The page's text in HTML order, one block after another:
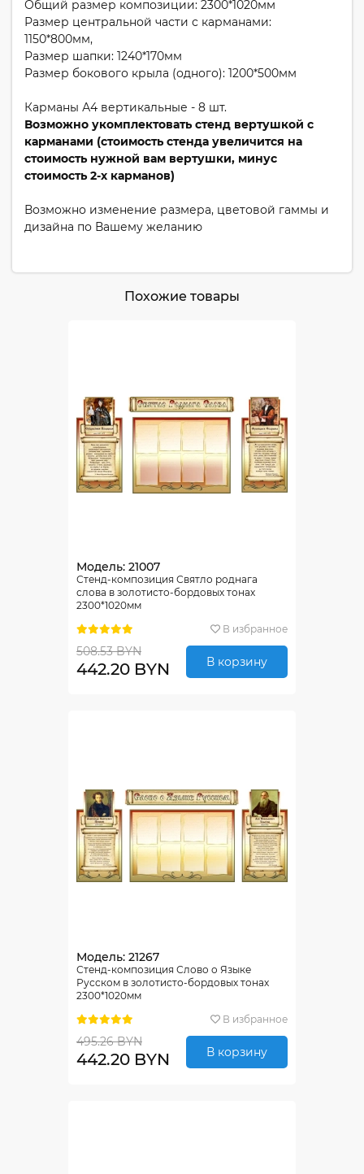
Общий размер композиции: 2300*1020мм
Размер центральной части с карманами:
1150*800мм,
Размер шапки: 1240*170мм
Размер бокового крыла (одного): 1200*500мм
Карманы А4 вертикальные - 8 шт.
Возможно укомплектовать стенд вертушкой с
карманами (стоимость стенда увеличится на
стоимость нужной вам вертушки, минус
стоимость 2-х карманов)
Возможно изменение размера, цветовой гаммы и
дизайна по Вашему желанию
Похожие товары
Модель: 21007
Стенд-композиция Святло роднага
слова в золотисто-бордовых тонах
2300*1020мм
В избранное
508.53 BYN
442.20 BYN В корзину
Модель: 21267
Стенд-композиция Слово о Языке
Русском в золотисто-бордовых тонах
2300*1020мм
В избранное
495.26 BYN
442.20 BYN В корзину